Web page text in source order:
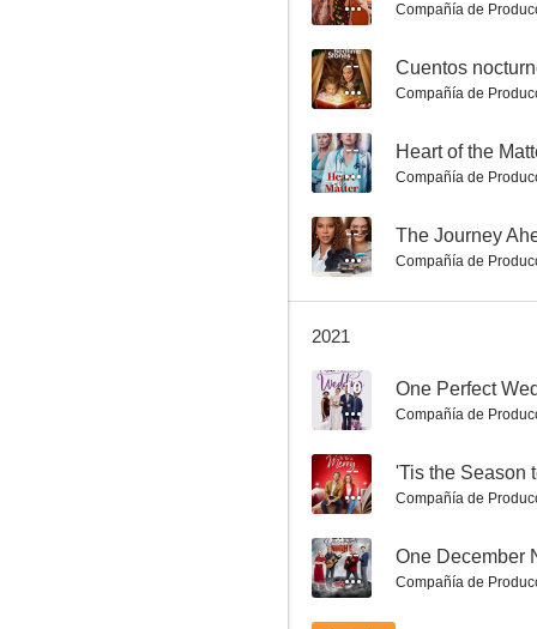
Escribe antes de Navidad
7.5
La novia perfecta
Compañía de
-- Cuentos
Compañía de
-- Heart of the
Compañía de
-- The Journey
Compañía de
2021
10 One Perfect
Compañía de
-- 'Tis the Season
Compañía de
-- One December
Compañía de